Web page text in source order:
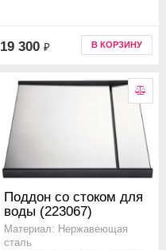
19 300 ₽ В КОРЗИНУ
Поддон со стоком для
воды (223067)
Материал: Нержавеющая
сталь